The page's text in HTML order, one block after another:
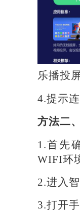
乐播投
4.提示
方法二
1.首先
WIFI环
2.进入
3.打开